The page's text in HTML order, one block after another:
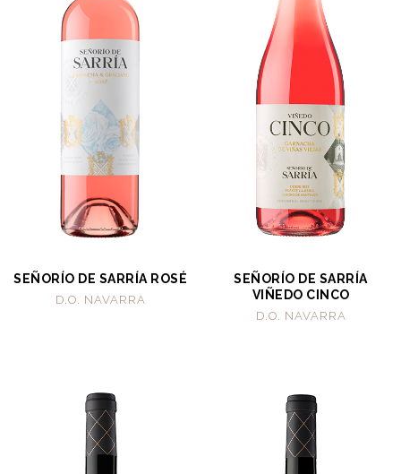
SEÑORÍO DE SARRÍA ROSÉ
D.O. NAVARRA
SEÑORÍO DE SARRÍA
VIÑEDO CINCO
D.O. NAVARRA